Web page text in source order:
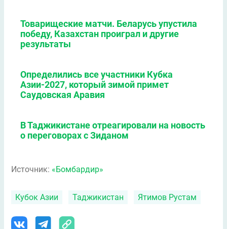
Товарищеские матчи. Беларусь упустила
победу, Казахстан проиграл и другие
результаты
Определились все участники Кубка
Азии-2027, который зимой примет
Саудовская Аравия
В Таджикистане отреагировали на новость
о переговорах с Зиданом
Источник: «Бомбардир»
Кубок Азии Таджикистан Ятимов Рустам